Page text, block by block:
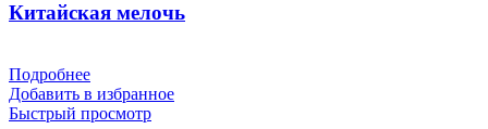
Китайская мелочь
Подробнее
Добавить в избранное
Быстрый просмотр